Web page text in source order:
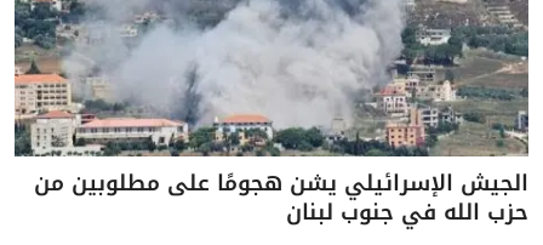
الجيش الإسرائيلي يشن هجومًا على مطلوبين من
حزب الله في جنوب لبنان